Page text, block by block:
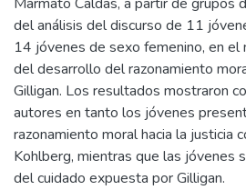
del análisis del discurso de 11
14 jóvenes de sexo femenino, en el
del desarrollo del razonamiento
Gilligan. Los resultados mostraron
autores en tanto los jóvenes
razonamiento moral hacia la justicia
Kohlberg, mientras que las jóvenes
del cuidado expuesta por Gilligan.